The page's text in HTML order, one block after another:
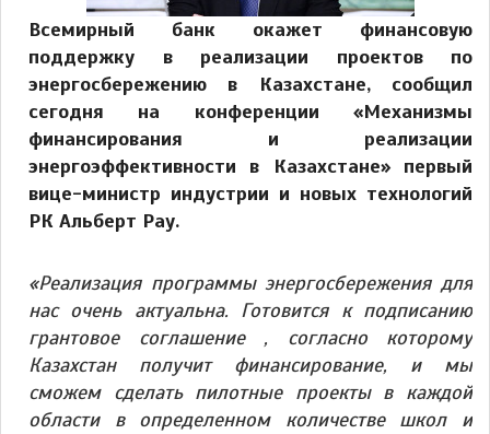
Всемирный банк окажет финансовую
поддержку в реализации проектов по
энергосбережению в Казахстане, сообщил
сегодня на конференции «Механизмы
финансирования и реализации
энергоэффективности в Казахстане» первый
вице-министр индустрии и новых технологий
РК Альберт Рау.
«Реализация программы энергосбережения для
нас очень актуальна. Готовится к подписанию
грантовое соглашение , согласно которому
Казахстан получит финансирование, и мы
сможем сделать пилотные проекты в каждой
области в определенном количестве школ и